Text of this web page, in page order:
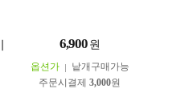
6,900 원
옵션가
낱개구매가능
주문시결제 3,000원